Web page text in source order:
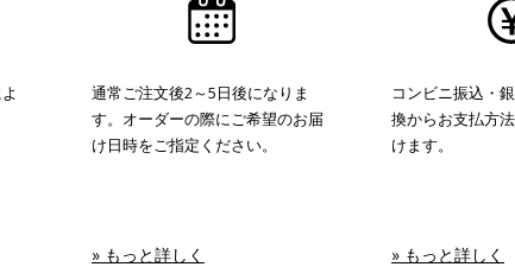
通常ご注文後2～5日後になりま
す。オーダーの際にご希望のお届
け日時をご指定ください。
» もっと詳しく
コンビニ振込・
換からお支払方
けます。
» もっと詳しく